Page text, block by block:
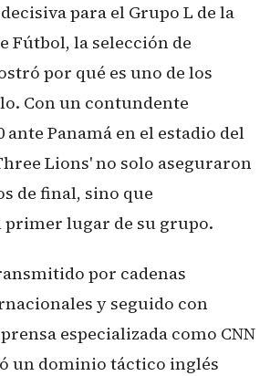
para el Grupo L de la
Fútbol, la selección de
por qué es uno de los
Con un contundente
ante Panamá en el estadio del
Lions' no solo aseguraron
de final, sino que
lugar de su grupo.
por cadenas
y seguido con
especializada como CNN
un dominio táctico inglés